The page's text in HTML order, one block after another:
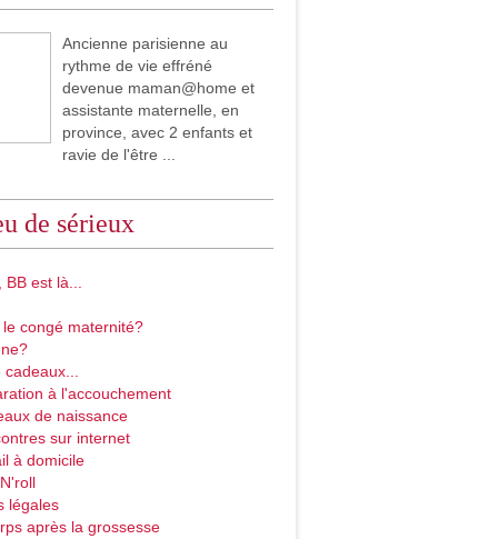
Ancienne parisienne au
rythme de vie effréné
devenue maman@home et
assistante maternelle, en
province, avec 2 enfants et
ravie de l'être ...
de sérieux
est là...
congé maternité?
à l'accouchement
de naissance
sur internet
à domicile
légales
après la grossesse